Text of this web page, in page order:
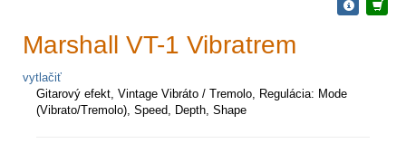
Marshall VT-1 Vibratrem
vytlačiť
Gitarový efekt, Vintage Vibráto / Tremolo, Regulácia: Mode
(Vibrato/Tremolo), Speed, Depth, Shape